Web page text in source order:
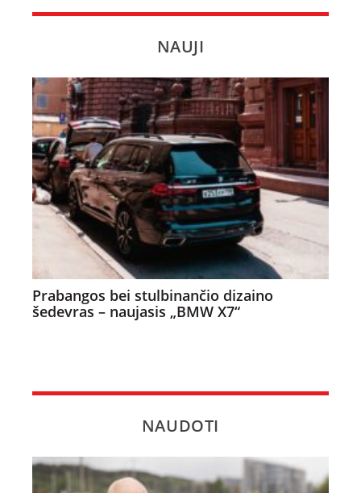
NAUJI
Prabangos bei stulbinančio dizaino
šedevras – naujasis „BMW X7“
NAUDOTI